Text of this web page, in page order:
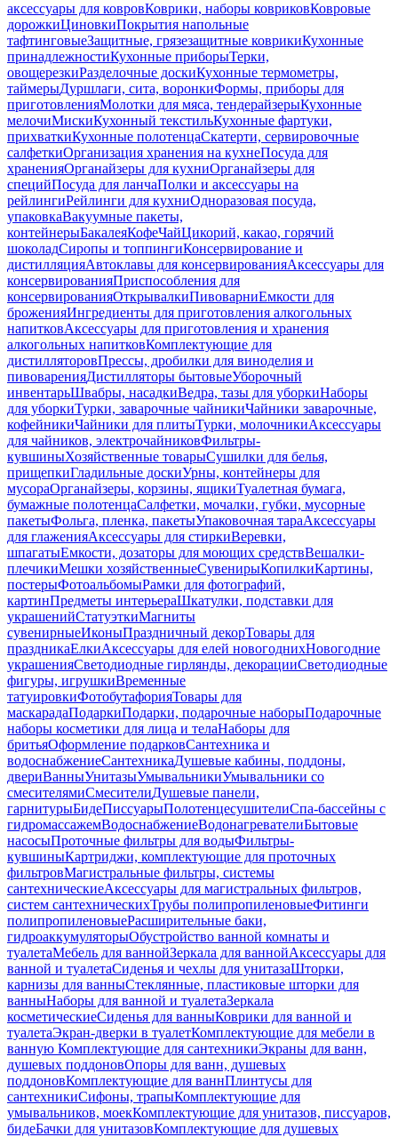
аксессуары для ковровКоврики, наборы ковриковКовровые
дорожкиЦиновкиПокрытия напольные
тафтинговыеЗащитные, грязезащитные коврикиКухонные
принадлежностиКухонные приборыТерки,
овощерезкиРазделочные доскиКухонные термометры,
таймерыДуршлаги, сита, воронкиФормы, приборы для
приготовленияМолотки для мяса, тендерайзерыКухонные
мелочиМискиКухонный текстильКухонные фартуки,
прихваткиКухонные полотенцаСкатерти, сервировочные
салфеткиОрганизация хранения на кухнеПосуда для
храненияОрганайзеры для кухниОрганайзеры для
специйПосуда для ланчаПолки и аксессуары на
рейлингиРейлинги для кухниОдноразовая посуда,
упаковкаВакуумные пакеты,
контейнерыБакалеяКофеЧайЦикорий, какао, горячий
шоколадСиропы и топпингиКонсервирование и
дистилляцияАвтоклавы для консервированияАксессуары для
консервированияПриспособления для
консервированияОткрывалкиПивоварниЕмкости для
броженияИнгредиенты для приготовления алкогольных
напитковАксессуары для приготовления и хранения
алкогольных напитковКомплектующие для
дистилляторовПрессы, дробилки для виноделия и
пивоваренияДистилляторы бытовыеУборочный
инвентарьШвабры, насадкиВедра, тазы для уборкиНаборы
для уборкиТурки, заварочные чайникиЧайники заварочные,
кофейникиЧайники для плитыТурки, молочникиАксессуары
для чайников, электрочайниковФильтры-
кувшиныХозяйственные товарыСушилки для белья,
прищепкиГладильные доскиУрны, контейнеры для
мусораОрганайзеры, корзины, ящикиТуалетная бумага,
бумажные полотенцаСалфетки, мочалки, губки, мусорные
пакетыФольга, пленка, пакетыУпаковочная тараАксессуары
для глаженияАксессуары для стиркиВеревки,
шпагатыЕмкости, дозаторы для моющих средствВешалки-
плечикиМешки хозяйственныеСувенирыКопилкиКартины,
постерыФотоальбомыРамки для фотографий,
картинПредметы интерьераШкатулки, подставки для
украшенийСтатуэткиМагниты
сувенирныеИконыПраздничный декорТовары для
праздникаЕлкиАксессуары для елей новогоднихНовогодние
украшенияСветодиодные гирлянды, декорацииСветодиодные
фигуры, игрушкиВременные
татуировкиФотобутафорияТовары для
маскарадаПодаркиПодарки, подарочные наборыПодарочные
наборы косметики для лица и телаНаборы для
бритьяОформление подарковСантехника и
водоснабжениеСантехникаДушевые кабины, поддоны,
двериВанныУнитазыУмывальникиУмывальники со
смесителямиСмесителиДушевые панели,
гарнитурыБидеПиссуарыПолотенцесушителиСпа-бассейны с
гидромассажемВодоснабжениеВодонагревателиБытовые
насосыПроточные фильтры для водыФильтры-
кувшиныКартриджи, комплектующие для проточных
фильтровМагистральные фильтры, системы
сантехническиеАксессуары для магистральных фильтров,
систем сантехническихТрубы полипропиленовыеФитинги
полипропиленовыеРасширительные баки,
гидроаккумуляторыОбустройство ванной комнаты и
туалетаМебель для ваннойЗеркала для ваннойАксессуары для
ванной и туалетаСиденья и чехлы для унитазаШторки,
карнизы для ванныСтеклянные, пластиковые шторки для
ванныНаборы для ванной и туалетаЗеркала
косметическиеСиденья для ванныКоврики для ванной и
туалетаЭкран-дверки в туалетКомплектующие для мебели в
ванную Комплектующие для сантехникиЭкраны для ванн,
душевых поддоновОпоры для ванн, душевых
поддоновКомплектующие для ваннПлинтусы для
сантехникиСифоны, трапыКомплектующие для
умывальников, моекКомплектующие для унитазов, писсуаров,
бидеБачки для унитазовКомплектующие для душевых